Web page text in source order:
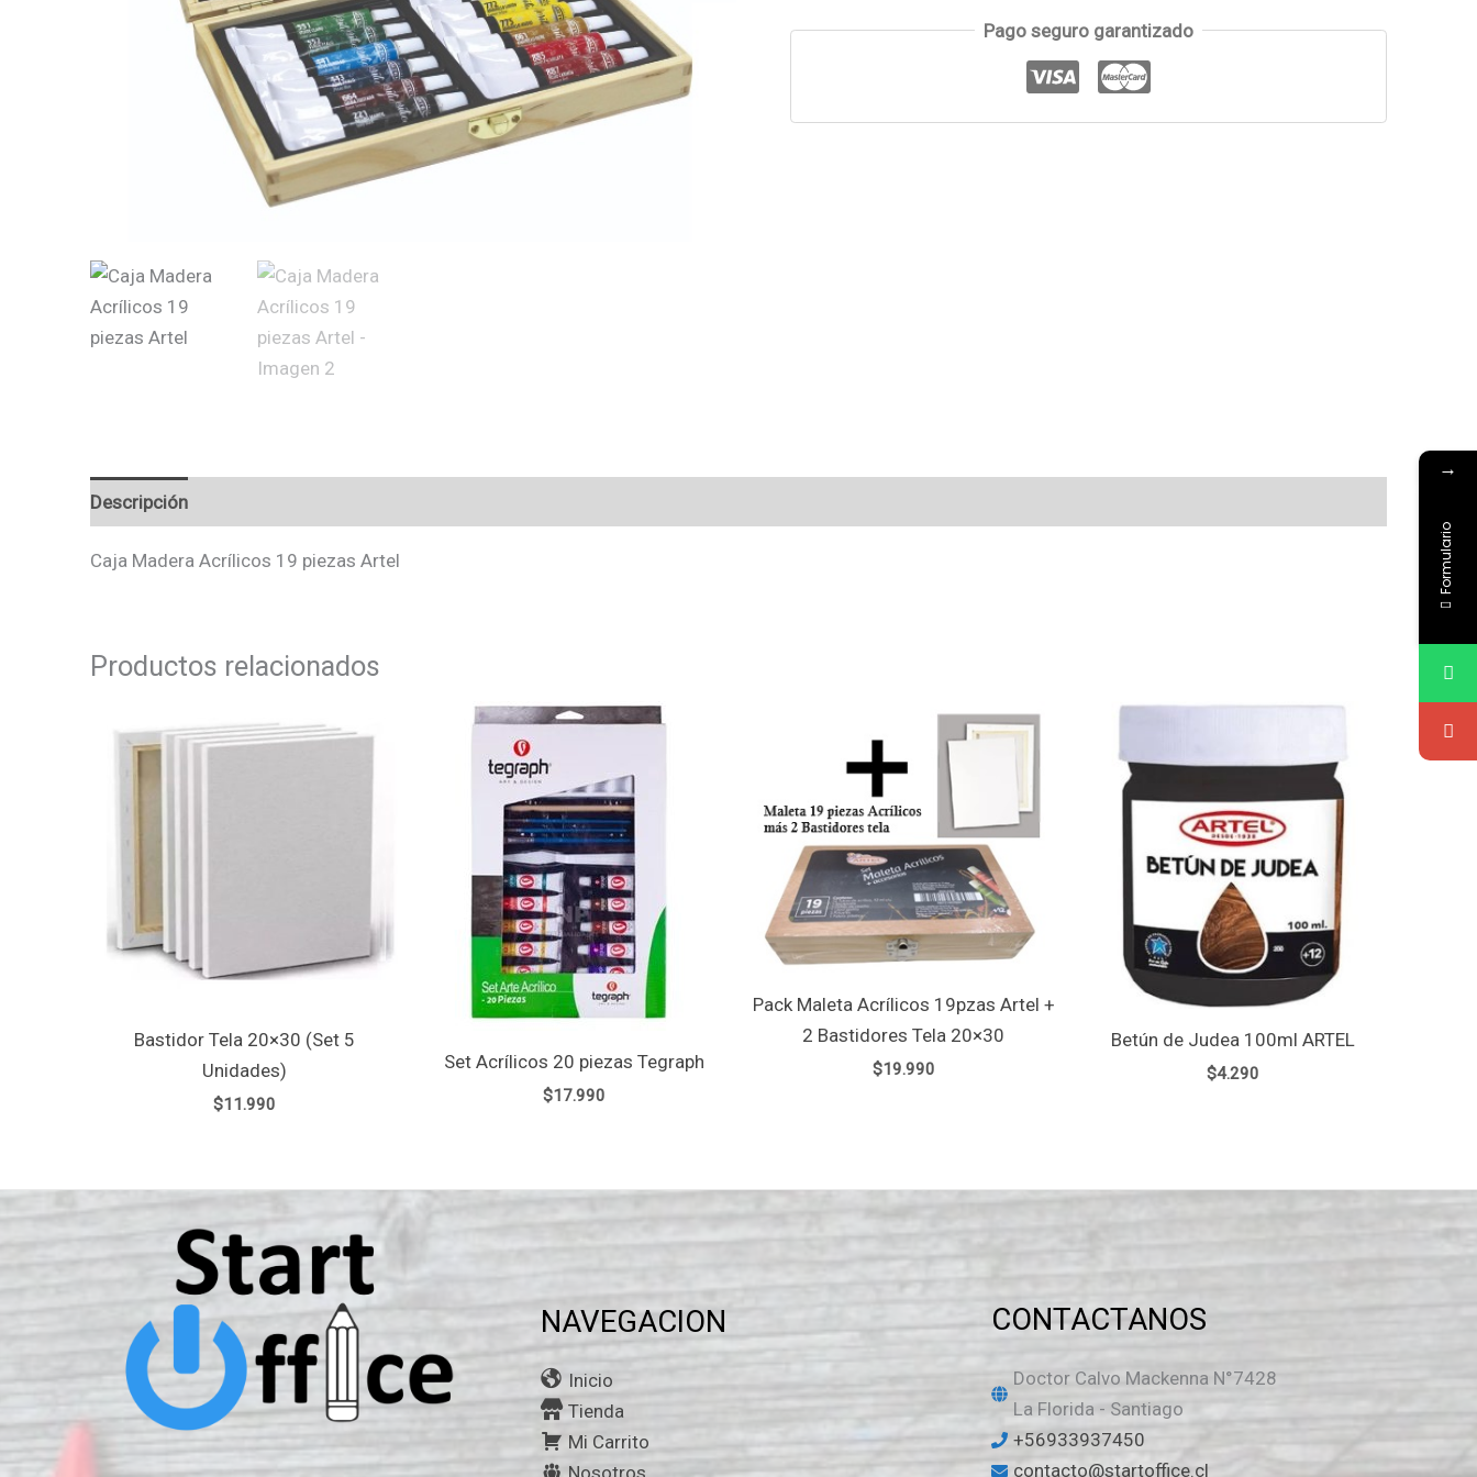
Pago seguro garantizado
Descripción
Caja Madera Acrílicos 19 piezas Artel
Productos relacionados
Bastidor Tela 20×30 (Set 5
Unidades)
$11.990
Set Acrílicos 20 piezas Tegraph
$17.990
Pack Maleta Acrílicos 19pzas Artel +
2 Bastidores Tela 20×30
$19.990
Betún de Judea 100ml ARTEL
$4.290
NAVEGACION
Inicio
Tienda
Mi Carrito
CONTACTANOS
Doctor Calvo Mackenna N°7428
La Florida - Santiago
+56933937450
contacto@startoffice.cl
→
Formulario